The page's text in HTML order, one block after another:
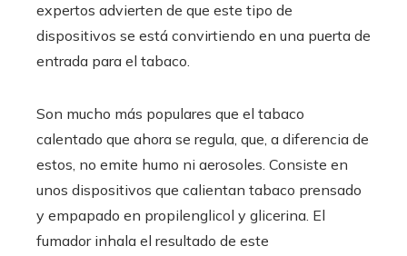
expertos advierten de que este tipo de
dispositivos se está convirtiendo en una puerta de
entrada para el tabaco.
Son mucho más populares que el tabaco
calentado que ahora se regula, que, a diferencia de
estos, no emite humo ni aerosoles. Consiste en
unos dispositivos que calientan tabaco prensado
y empapado en propilenglicol y glicerina. El
fumador inhala el resultado de este